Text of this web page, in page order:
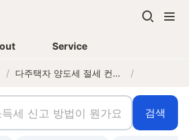
Service
/ 다주택자 양도세 절세 컨설팅 — 자녀 증여 vs 이혼 재산분할, 세무사가 권하는 것과 권하지 않는 것 /
검색